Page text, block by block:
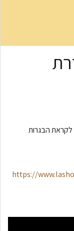
לקראת הבגרות
https://